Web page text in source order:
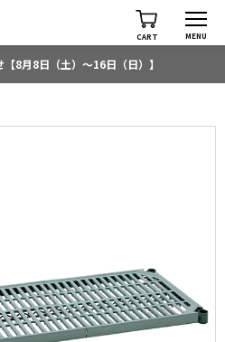
CART MENU
8月8日（土）～16日（日）】